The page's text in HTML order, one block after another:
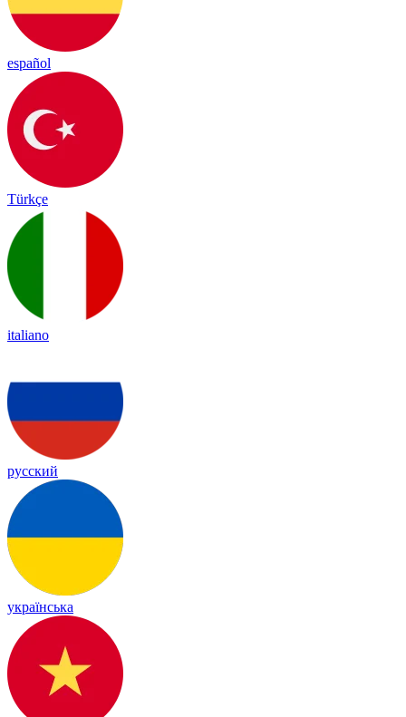
español
Türkçe
italiano
русский
українська